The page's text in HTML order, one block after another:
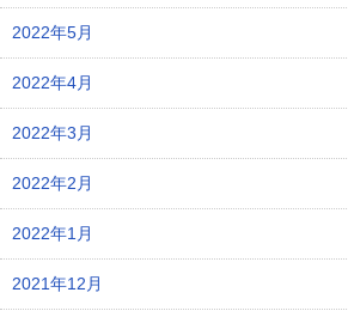
2022年5月
2022年4月
2022年3月
2022年2月
2022年1月
2021年12月